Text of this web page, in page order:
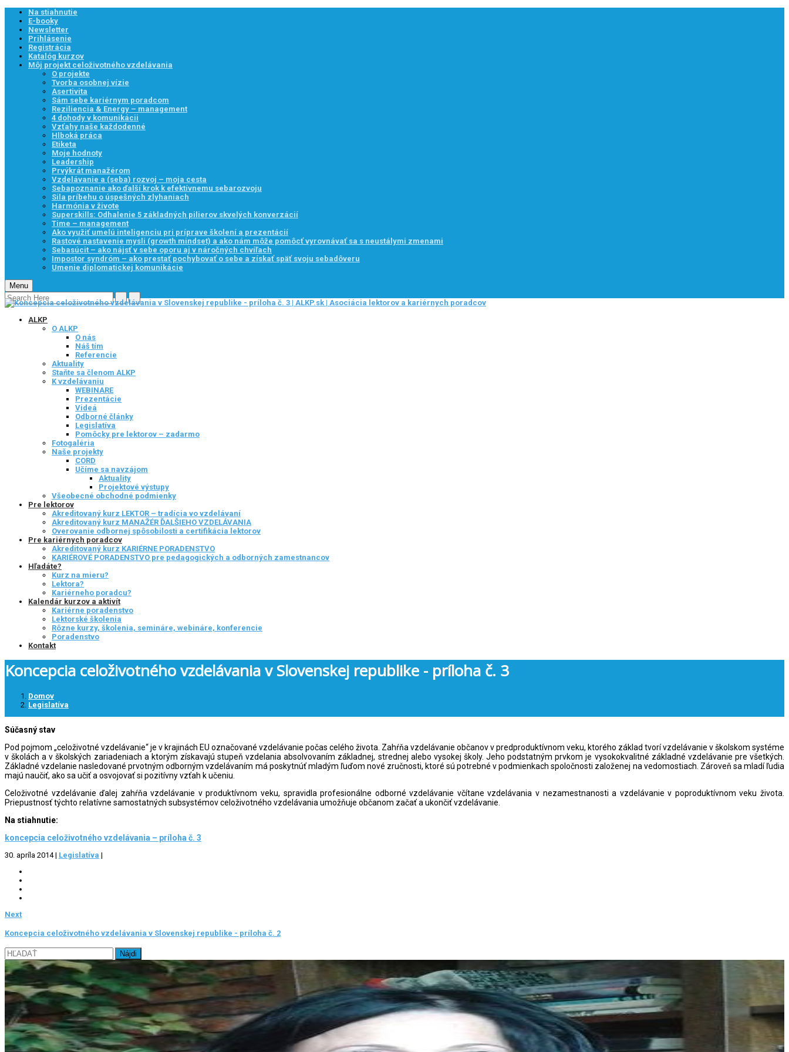
Na stiahnutie
E-booky
Newsletter
Prihlásenie
Registrácia
Katalóg kurzov
Môj projekt celoživotného vzdelávania
O projekte
Tvorba osobnej vízie
Asertivita
Sám sebe kariérnym poradcom
Reziliencia & Energy – management
4 dohody v komunikácii
Vzťahy naše každodenné
Hlboká práca
Etiketa
Moje hodnoty
Leadership
Prvýkrát manažérom
Vzdelávanie a (seba) rozvoj – moja cesta
Sebapoznanie ako ďalší krok k efektívnemu sebarozvoju
Sila príbehu o úspešných zlyhaniach
Harmónia v živote
Superskills: Odhalenie 5 základných pilierov skvelých konverzácií
Time – management
Ako využiť umelú inteligenciu pri príprave školení a prezentácií
Rastové nastavenie mysli (growth mindset) a ako nám môže pomôcť vyrovnávať sa s neustálymi zmenami
Sebasúcit – ako nájsť v sebe oporu aj v náročných chvíľach
Impostor syndróm – ako prestať pochybovať o sebe a získať späť svoju sebadôveru
Umenie diplomatickej komunikácie
Menu
ALKP
O ALKP
O nás
Náš tím
Referencie
Aktuality
Staňte sa členom ALKP
K vzdelávaniu
WEBINARE
Prezentácie
Videá
Odborné články
Legislatíva
Pomôcky pre lektorov – zadarmo
Fotogaléria
Naše projekty
CORD
Učíme sa navzájom
Aktuality
Projektové výstupy
Všeobecné obchodné podmienky
Pre lektorov
Akreditovaný kurz LEKTOR – tradícia vo vzdelávaní
Akreditovaný kurz MANAŽÉR ĎALŠIEHO VZDELÁVANIA
Overovanie odbornej spôsobilosti a certifikácia lektorov
Pre kariérnych poradcov
Akreditovaný kurz KARIÉRNE PORADENSTVO
KARIÉROVÉ PORADENSTVO pre pedagogických a odborných zamestnancov
Hľadáte?
Kurz na mieru?
Lektora?
Kariérneho poradcu?
Kalendár kurzov a aktivít
Kariérne poradenstvo
Lektorské školenia
Rôzne kurzy, školenia, semináre, webináre, konferencie
Poradenstvo
Kontakt
Koncepcia celoživotného vzdelávania v Slovenskej republike - príloha č. 3
Domov
Legislatíva
Súčasný stav
Pod pojmom „celoživotné vzdelávanie“ je v krajinách EU označované vzdelávanie počas celého života. Zahŕňa vzdelávanie občanov v predproduktívnom veku, ktorého základ tvorí vzdelávanie v školskom systéme
v školách a v školských zariadeniach a ktorým získavajú stupeň vzdelania absolvovaním základnej, strednej alebo vysokej školy. Jeho podstatným prvkom je vysokokvalitné základné vzdelávanie pre všetkých.
Základné vzdelanie nasledované prvotným odborným vzdelávaním má poskytnúť mladým ľuďom nové zručnosti, ktoré sú potrebné v podmienkach spoločnosti založenej na vedomostiach. Zároveň sa mladí ľudia
majú naučiť, ako sa učiť a osvojovať si pozitívny vzťah k učeniu.
Celoživotné vzdelávanie ďalej zahŕňa vzdelávanie v produktívnom veku, spravidla profesionálne odborné vzdelávanie včítane vzdelávania v nezamestnanosti a vzdelávanie v poproduktívnom veku života.
Priepustnosť týchto relatívne samostatných subsystémov celoživotného vzdelávania umožňuje občanom začať a ukončiť vzdelávanie.
Na stiahnutie:
koncepcia celoživotného vzdelávania – príloha č. 3
30. apríla 2014| Legislatíva |
Next
Koncepcia celoživotného vzdelávania v Slovenskej republike - príloha č. 2
Hľadať: